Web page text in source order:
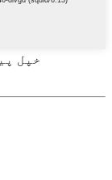
خپل